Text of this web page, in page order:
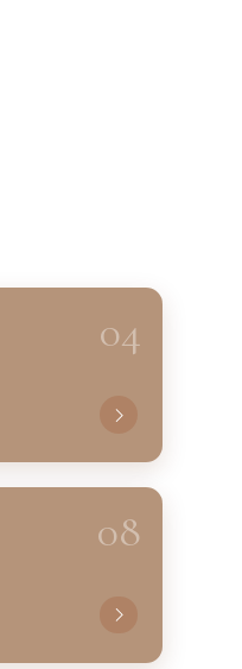
04
08